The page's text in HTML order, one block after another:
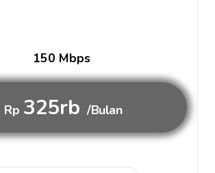
150 Mbps
Rp 325rb /Bulan